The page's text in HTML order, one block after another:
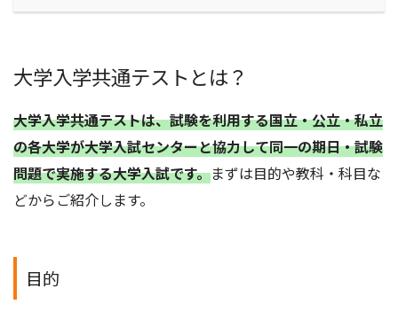
大学入学共通テストとは？
大学入学共通テストは、試験を利用する国立・公立・私立
の各大学が大学入試センターと協力して同一の期日・試験
問題で実施する大学入試です。まずは目的や教科・科目な
どからご紹介します。
目的